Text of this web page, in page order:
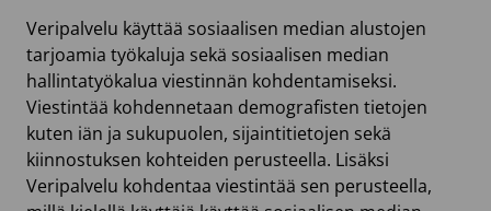
Veripalvelu käyttää sosiaalisen median alustojen
tarjoamia työkaluja sekä sosiaalisen median
hallintatyökalua viestinnän kohdentamiseksi.
Viestintää kohdennetaan demografisten tietojen
kuten iän ja sukupuolen, sijaintitietojen sekä
kiinnostuksen kohteiden perusteella. Lisäksi
Veripalvelu kohdentaa viestintää sen perusteella,